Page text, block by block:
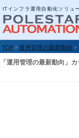
ITインフラ運用自動化ソリュ
TOP >運用管理の最新動向 >
「 運用管理の最新動向 」